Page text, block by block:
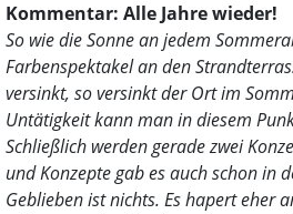
Kommentar: Alle Jahre wieder!
So wie die Sonne an jedem
Farbenspektakel an den
versinkt, so versinkt der Ort im
Untätigkeit kann man in diesem
Schließlich werden gerade zwei
und Konzepte gab es auch schon in
Geblieben ist nichts. Es hapert eher